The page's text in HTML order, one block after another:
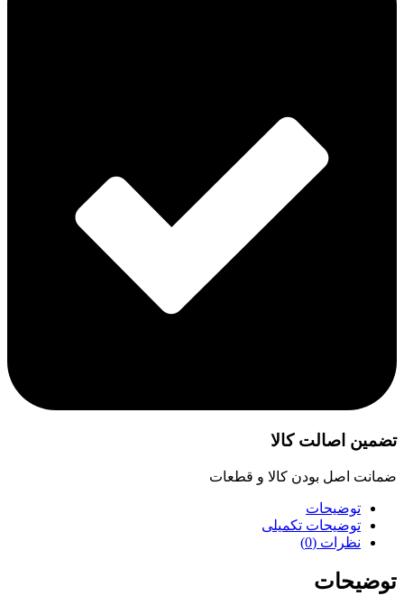
تضمین اصالت کالا
ضمانت اصل بودن کالا و قطعات
توضیحات
توضیحات تکمیلی
نظرات (0)
توضیحات